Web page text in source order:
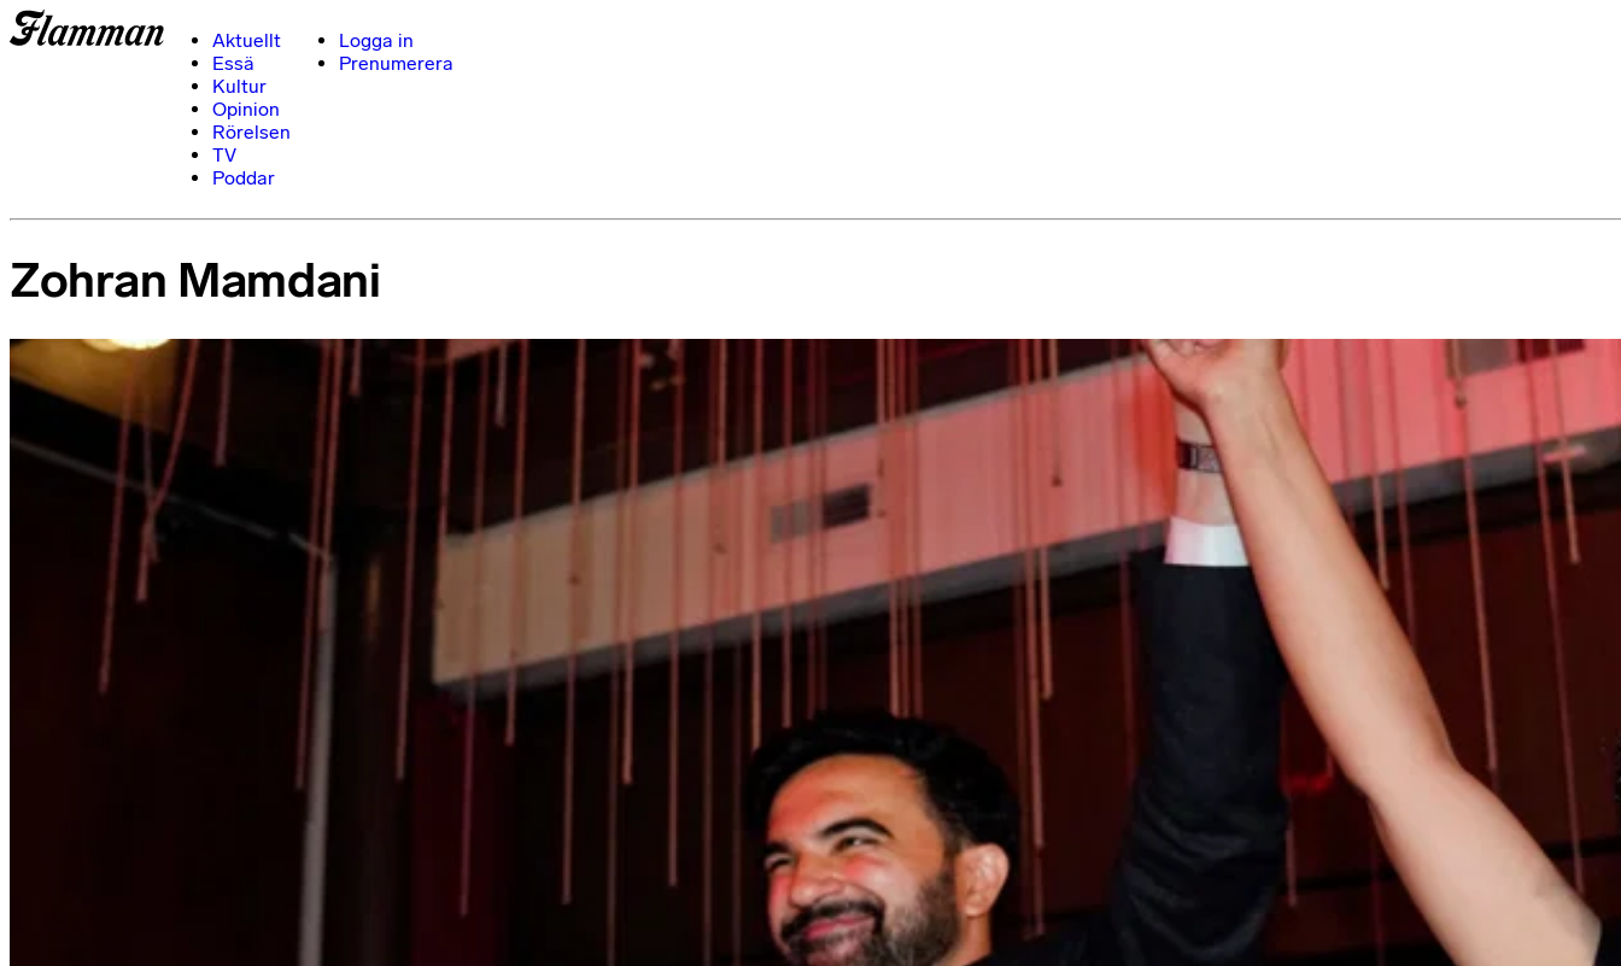
Aktuellt
Essä
Kultur
Opinion
Rörelsen
TV
Poddar
Logga in
Prenumerera
Zohran Mamdani